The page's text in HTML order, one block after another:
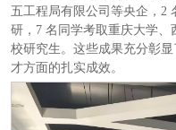
五工程局有限公司等央企，2
研，7 名同学考取重庆大学
校研究生。这些成果充分彰
才方面的扎实成效。